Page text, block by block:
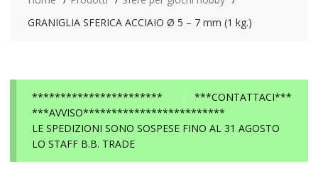
GRANIGLIA SFERICA ACCIAIO Ø 5 – 7 mm (1 kg.)
***CONTATTACI***
***********************
***AVVISO*************************
LE SPEDIZIONI SONO SOSPESE FINO AL 31 AGOSTO
LO STAFF B.B. TRADE